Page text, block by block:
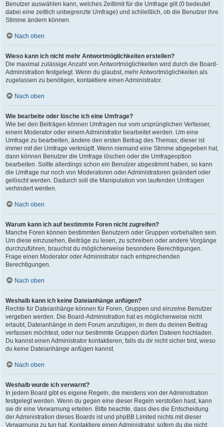
Benutzer auswählen kann, welches Zeitlimit für die Umfrage gilt (0 bedeutet
dabei eine zeitlich unbegrenzte Umfrage) und schließlich, ob die Benutzer ihre
Stimme ändern können.
Nach oben
Wieso kann ich nicht mehr Antwortmöglichkeiten erstellen?
Die maximal zulässige Anzahl von Antwortmöglichkeiten wird durch die Board-
Administration festgelegt. Wenn du glaubst, mehr Antwortmöglichkeiten als
zugelassen zu benötigen, kontaktiere einen Administrator.
Nach oben
Wie bearbeite oder lösche ich eine Umfrage?
Wie bei den Beiträgen können Umfragen nur vom ursprünglichen Verfasser,
einem Moderator oder einem Administrator bearbeitet werden. Um eine
Umfrage zu bearbeiten, ändere den ersten Beitrag des Themas; dieser ist
immer mit der Umfrage verknüpft. Wenn niemand eine Stimme abgegeben hat,
dann können Benutzer die Umfrage löschen oder die Umfrageoption
bearbeiten. Sollte allerdings schon ein Benutzer abgestimmt haben, so kann
die Umfrage nur noch von Moderatoren oder Administratoren geändert oder
gelöscht werden. Dadurch soll die Manipulation von laufenden Umfragen
verhindert werden.
Nach oben
Warum kann ich auf bestimmte Foren nicht zugreifen?
Manche Foren können bestimmten Benutzern oder Gruppen vorbehalten sein.
Um diese einzusehen, Beiträge zu lesen, zu schreiben oder andere Vorgänge
durchzuführen, brauchst du möglicherweise besondere Berechtigungen.
Frage einen Moderator oder Administrator nach entsprechenden
Berechtigungen.
Nach oben
Weshalb kann ich keine Dateianhänge anfügen?
Rechte für Dateianhänge können für Foren, Gruppen und einzelne Benutzer
vergeben werden. Die Board-Administration hat es möglicherweise nicht
erlaubt, Dateianhänge in dem Forum anzufügen, in dem du deinen Beitrag
verfassen möchtest, oder nur bestimmte Gruppen dürfen Dateien hochladen.
Du kannst einen Administrator kontaktieren, falls du dir nicht sicher bist, wieso
du keine Dateianhänge anfügen kannst.
Nach oben
Weshalb wurde ich verwarnt?
In jedem Board gibt es eigene Regeln, die meistens von der Administration
festgelegt werden. Wenn du gegen eine dieser Regeln verstoßen hast, kann
sie dir eine Verwarnung erteilen. Bitte beachte, dass dies die Entscheidung
der Administration dieses Boards ist und phpBB Limited nichts mit dieser
Verwarnung zu tun hat. Kontaktiere einen Administrator, sofern du die nicht